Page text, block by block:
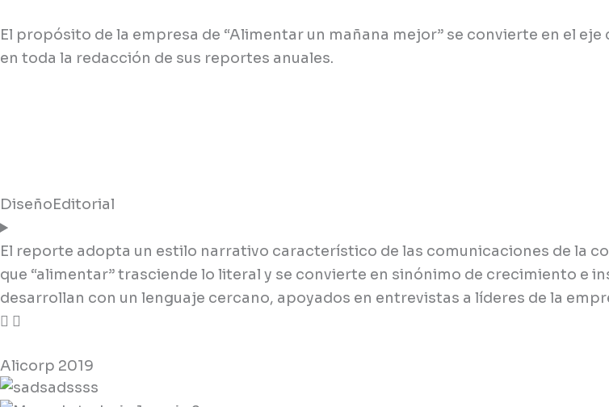
El propósito de la empresa de “Alimentar un mañana mejor” se convierte en el
en toda la redacción de sus reportes anuales.
DiseñoEditorial
El reporte adopta un estilo narrativo característico de las comunicaciones de la
que “alimentar” trasciende lo literal y se convierte en sinónimo de crecimiento e
desarrollan con un lenguaje cercano, apoyados en entrevistas a líderes de la
Alicorp 2019